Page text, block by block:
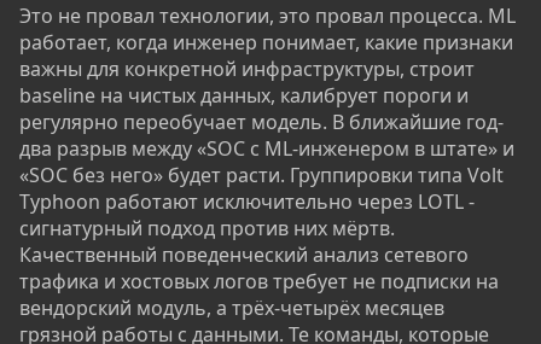
Это не провал технологии, это провал процесса. ML
работает, когда инженер понимает, какие признаки
важны для конкретной инфраструктуры, строит
baseline на чистых данных, калибрует пороги и
регулярно переобучает модель. В ближайшие год-
два разрыв между «SOC с ML-инженером в штате» и
«SOC без него» будет расти. Группировки типа Volt
Typhoon работают исключительно через LOTL -
сигнатурный подход против них мёртв.
Качественный поведенческий анализ сетевого
трафика и хостовых логов требует не подписки на
вендорский модуль, а трёх-четырёх месяцев
грязной работы с данными. Те команды, которые